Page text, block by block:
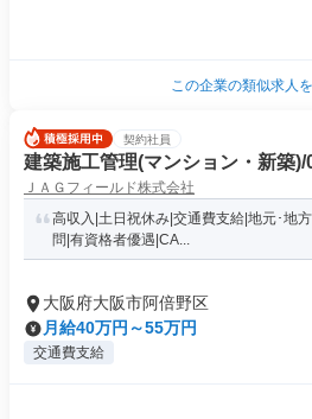
この企業の類似求人
契約社員
建築施工管理(マンション・新築
ＪＡＧフィールド株式会社
高収入|土日祝休み|交通費支給|地元･地
問|有資格者優遇|CA...
大阪府大阪市阿倍野区
月給40万円～55万円
交通費支給